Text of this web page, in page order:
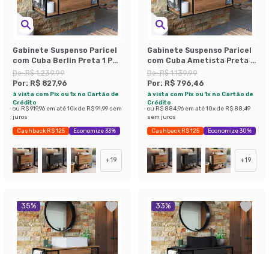
Gabinete Suspenso Paricel
com Cuba Berlin Preta 1 PT
Mel
De:R$ 1.239,99
Por: R$ 827,96
à vista com Pix ou 1x no Cartão de
Crédito
ou R$ 919,96 em até10x de R$ 91,99 sem
juros
Cashback R$ 125 Economize 33%
+19
Gabinete Suspenso Paricel
com Cuba Ametista Preta 1
PT Mel
De:R$ 1.139,99
Por: R$ 796,46
à vista com Pix ou 1x no Cartão de
Crédito
ou R$ 884,96 em até10x de R$ 88,49
sem juros
Cashback R$ 125 Economize 30%
+19
35% 33%